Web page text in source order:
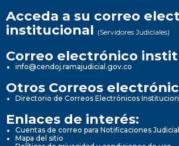
Acceda a su correo
institucional (Servidores Judiciales)
Correo electrónico
info@cendoj.ramajudicial.gov.co
Otros Correos
Directorio de Correos Electrónicos
Enlaces de interés:
Cuentas de correo para Notificaciones
Mapa del sitio